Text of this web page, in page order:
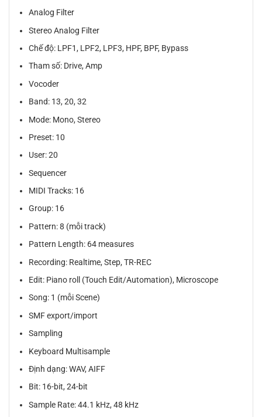
Analog Filter
Stereo Analog Filter
Chế độ: LPF1, LPF2, LPF3, HPF, BPF, Bypass
Tham số: Drive, Amp
Vocoder
Band: 13, 20, 32
Mode: Mono, Stereo
Preset: 10
User: 20
Sequencer
MIDI Tracks: 16
Group: 16
Pattern: 8 (mỗi track)
Pattern Length: 64 measures
Recording: Realtime, Step, TR-REC
Edit: Piano roll (Touch Edit/Automation), Microscope
Song: 1 (mỗi Scene)
SMF export/import
Sampling
Keyboard Multisample
Định dạng: WAV, AIFF
Bit: 16-bit, 24-bit
Sample Rate: 44.1 kHz, 48 kHz